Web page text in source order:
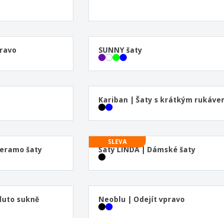
SUNNY šaty
Kariban | Šaty s krátkým
šaty
SLEVA
Šaty LINDA | Dámské šaty
sukně Neoblu | Odejít vpravo